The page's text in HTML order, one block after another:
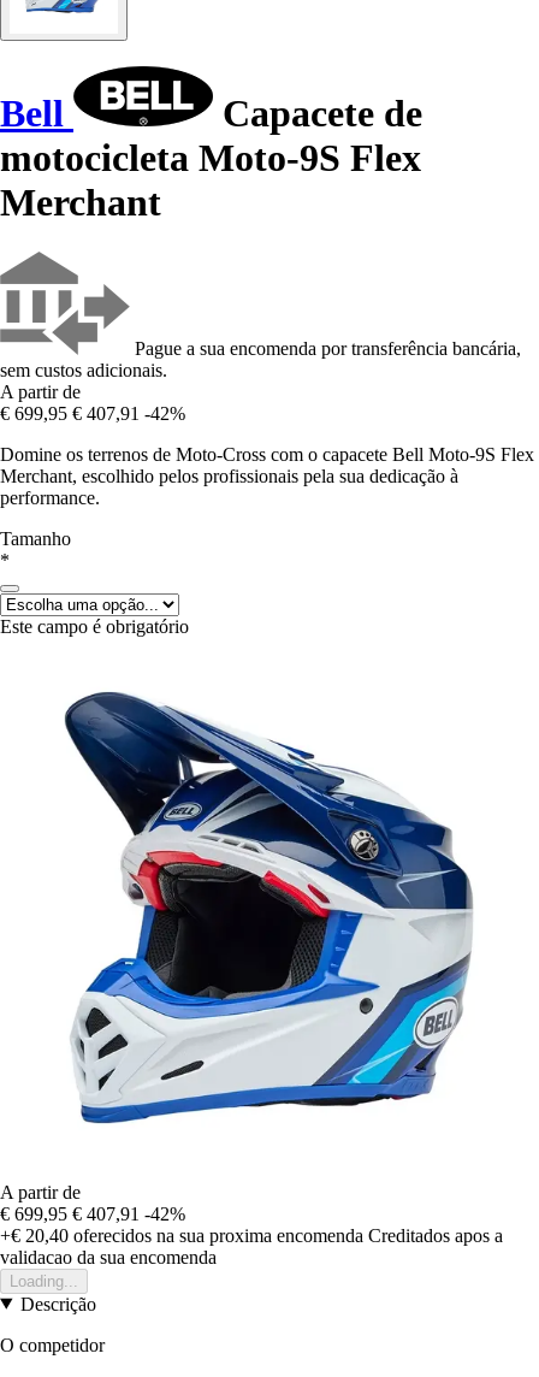
Bell
Capacete de
motocicleta Moto-9S Flex
Merchant
Pague a sua encomenda por transferência bancária,
sem custos adicionais.
A partir de
€ 699,95 € 407,91 -42%
Domine os terrenos de Moto-Cross com o capacete Bell Moto-9S Flex
Merchant, escolhido pelos profissionais pela sua dedicação à
performance.
Tamanho
*
Este campo é obrigatório
A partir de
€ 699,95 € 407,91 -42%
+€ 20,40 oferecidos na sua proxima encomenda Creditados apos a
validacao da sua encomenda
Loading...
Descrição
O competidor